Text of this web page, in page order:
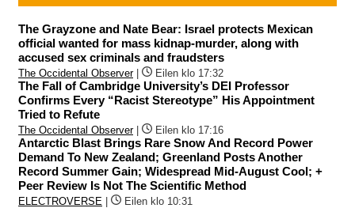
The Grayzone and Nate Bear: Israel protects Mexican
official wanted for mass kidnap-murder, along with
accused sex criminals and fraudsters
The Occidental Observer| Eilen klo 17:32
The Fall of Cambridge University’s DEI Professor
Confirms Every “Racist Stereotype” His Appointment
Tried to Refute
The Occidental Observer| Eilen klo 17:16
Antarctic Blast Brings Rare Snow And Record Power
Demand To New Zealand; Greenland Posts Another
Record Summer Gain; Widespread Mid-August Cool; +
Peer Review Is Not The Scientific Method
ELECTROVERSE | Eilen klo 10:31